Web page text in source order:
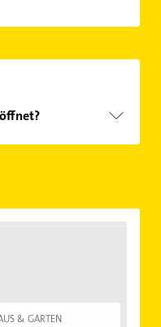
Sie, dass diese an
& GARTEN